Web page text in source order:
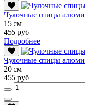
Чулочные спицы
15 см
455 руб
Подробнее
Чулочные спицы
20 см
455 руб